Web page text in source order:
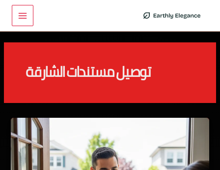
المحتوى
Main
Menu
توصيل مستندات الشارقة